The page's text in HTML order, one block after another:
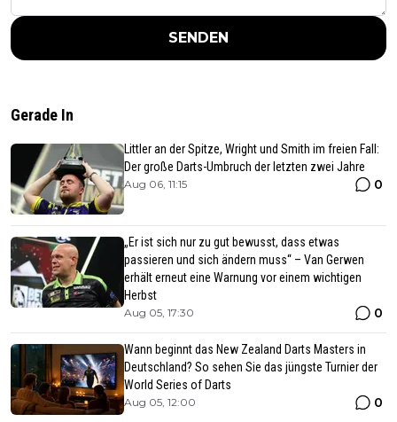
SENDEN
Gerade In
Littler an der Spitze, Wright und Smith im freien Fall:
Der große Darts-Umbruch der letzten zwei Jahre
Aug 06, 11:15 0
„Er ist sich nur zu gut bewusst, dass etwas
passieren und sich ändern muss“ – Van Gerwen
erhält erneut eine Warnung vor einem wichtigen
Herbst
Aug 05, 17:30 0
Wann beginnt das New Zealand Darts Masters in
Deutschland? So sehen Sie das jüngste Turnier der
World Series of Darts
Aug 05, 12:00 0